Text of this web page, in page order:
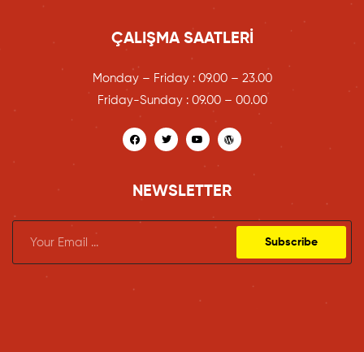
ÇALIŞMA SAATLERI
Monday – Friday : 09.00 – 23.00
Friday-Sunday : 09.00 – 00.00
NEWSLETTER
Subscribe